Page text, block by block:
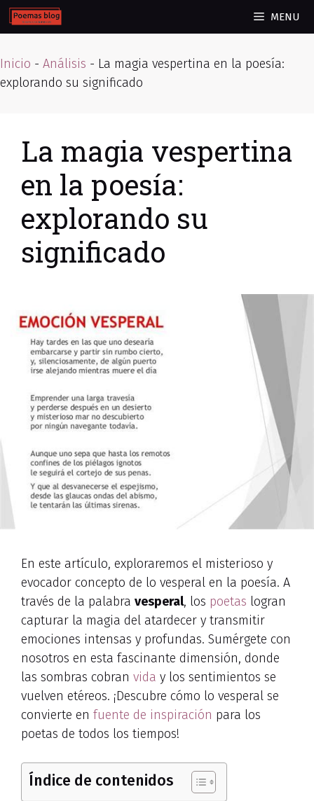
Skip
to
MENU
Inicio - Análisis - La magia vespertina en la poesía:
explorando su significado
La magia vespertina
en la poesía:
explorando su
significado
En este artículo, exploraremos el misterioso y
evocador concepto de lo vesperal en la poesía. A
través de la palabra vesperal, los poetas logran
capturar la magia del atardecer y transmitir
emociones intensas y profundas. Sumérgete con
nosotros en esta fascinante dimensión, donde
las sombras cobran vida y los sentimientos se
vuelven etéreos. ¡Descubre cómo lo vesperal se
convierte en fuente de inspiración para los
poetas de todos los tiempos!
Índice de contenidos